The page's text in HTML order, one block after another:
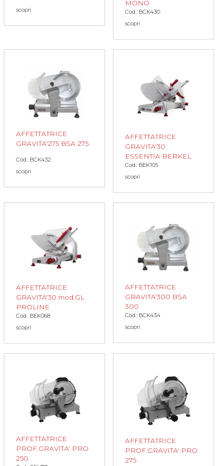
scopri
MONO
Cod.: BCK430
scopri
AFFETTATRICE
GRAVITA'275 BSA 275
Cod.: BCK432
scopri
AFFETTATRICE
GRAVITA'30
ESSENTIA BERKEL
Cod.: BEK105
scopri
AFFETTATRICE
GRAVITA'30 mod.GL
PROLINE
Cod.: BEK068
scopri
AFFETTATRICE
GRAVITA'300 BSA
300
Cod.: BCK434
scopri
AFFETTATRICE
PROF.GRAVITA' PRO
250
AFFETTATRICE
PROF.GRAVITA' PRO
275